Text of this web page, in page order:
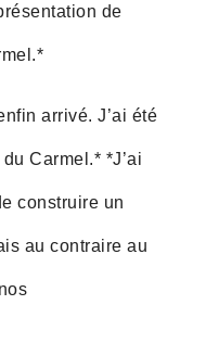
de
arrivé. J’ai été
Carmel.* *J’ai
construire un
au contraire au